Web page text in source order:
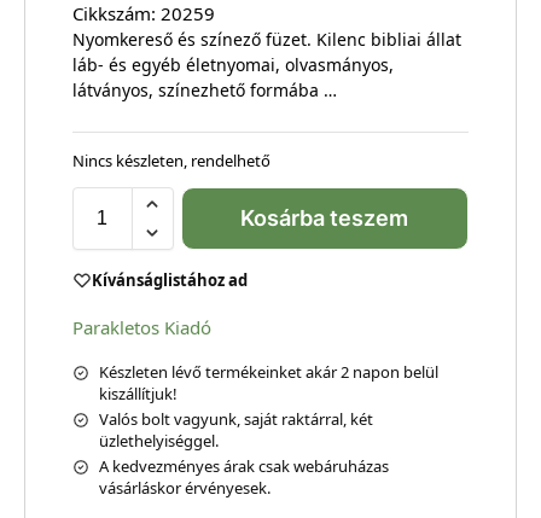
Cikkszám: 20259
Nyomkereső és színező füzet. Kilenc bibliai állat
láb- és egyéb életnyomai, olvasmányos,
látványos, színezhető formába …
Nincs készleten, rendelhető
Kosárba teszem
Kívánságlistához ad
Parakletos Kiadó
Készleten lévő termékeinket akár 2 napon belül
kiszállítjuk!
Valós bolt vagyunk, saját raktárral, két
üzlethelyiséggel.
A kedvezményes árak csak webáruházas
vásárláskor érvényesek.